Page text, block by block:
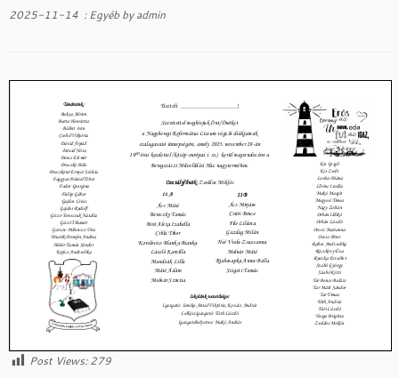
2025-11-14 :Egyéb byadmin
Post Views:279